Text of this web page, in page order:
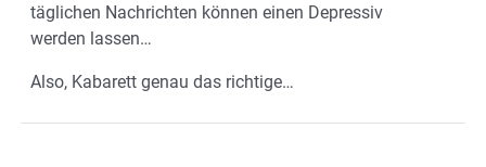
täglichen Nachrichten können einen Depressiv
werden lassen…
Also, Kabarett genau das richtige…